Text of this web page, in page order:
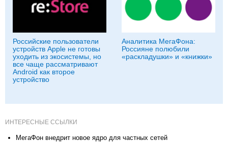
Российские пользователи
устройств Apple не готовы
уходить из экосистемы, но
все чаще рассматривают
Android как второе
устройство
Аналитика МегаФона:
Россияне полюбили
«раскладушки» и «книжки»
ИНТЕРЕСНЫЕ ССЫЛКИ
МегаФон внедрит новое ядро для частных сетей